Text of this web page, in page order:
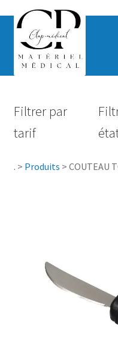
Hygiène
Vêtements & Chaussures
Sécurité
Filtrer par
tarif
. > Produits > COUTEAU